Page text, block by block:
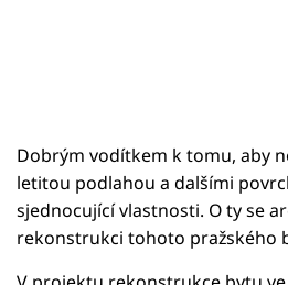
Dobrým vodítkem k tomu, aby
letitou podlahou a dalšími
sjednocující vlastnosti. O ty se
rekonstrukci tohoto pražského